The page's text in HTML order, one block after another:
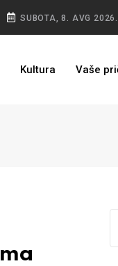
SUBOTA, 8. AVG 2026.
Kultura Vaše